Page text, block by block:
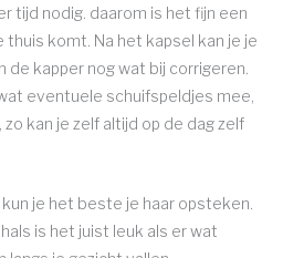
tijd nodig. daarom is het fijn een
komt. Na het kapsel kan je je
de kapper nog wat bij corrigeren.
eventuele schuifspeldjes mee,
kan je zelf altijd op de dag zelf
je het beste je haar opsteken.
is het juist leuk als er wat